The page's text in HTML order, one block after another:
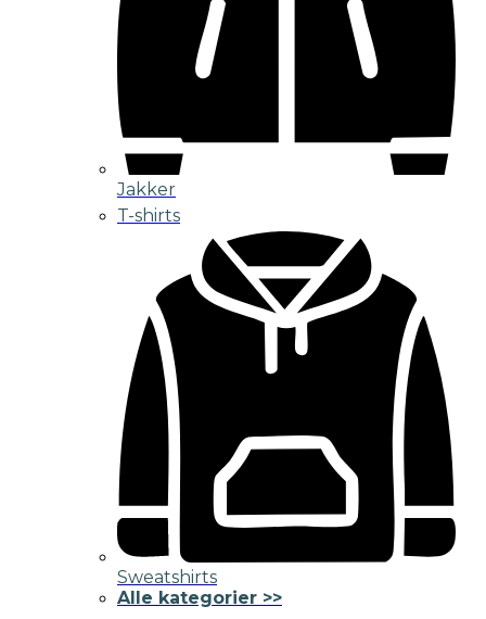
Jakker
T-shirts
Sweatshirts
Alle kategorier >>